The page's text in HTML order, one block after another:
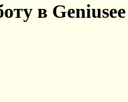
в Geniusee